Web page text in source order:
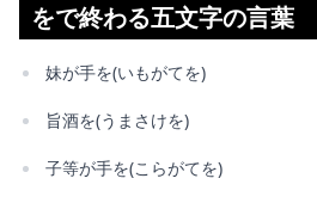
をで終わる五文字の言葉
妹が手を(いもがてを)
旨酒を(うまさけを)
子等が手を(こらがてを)